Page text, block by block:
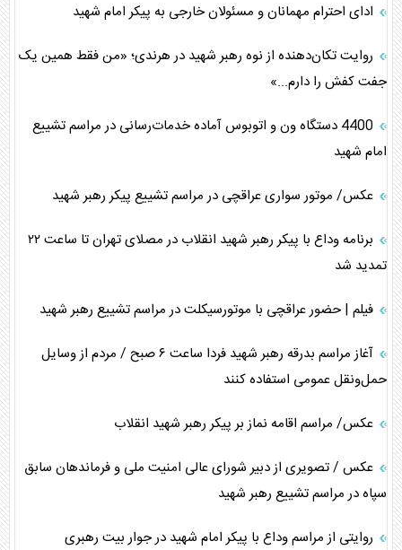
ادای احترام مهمانان و مسئولان خارجی به پیکر امام شهید
روایت تکان‌دهنده از نوه رهبر شهید در هرندی؛ «من فقط همین یک
جفت کفش را دارم...»
4400 دستگاه ون و اتوبوس آماده خدمات‌رسانی در مراسم تشییع
امام شهید
عکس/ موتور سواری عراقچی در مراسم تشییع پیکر رهبر شهید
برنامه وداع با پیکر رهبر شهید انقلاب در مصلای تهران تا ساعت ۲۲
تمدید شد
فیلم | حضور عراقچی با موتورسیکلت در مراسم تشییع رهبر شهید
آغاز مراسم بدرقه رهبر شهید فردا ساعت ۶ صبح / مردم از وسایل
حمل‌ونقل عمومی استفاده کنند
عکس/ مراسم اقامه نماز بر پیکر رهبر شهید انقلاب
عکس / تصویری از دبیر شورای عالی امنیت ملی و فرماندهان سابق
سپاه در مراسم تشییع رهبر شهید
روایتی از مراسم وداع با پیکر امام شهید در جوار بیت رهبری